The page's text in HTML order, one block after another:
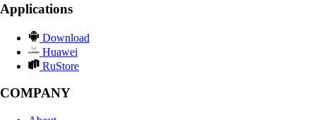
Applications
Download
Huawei
RuStore
COMPANY